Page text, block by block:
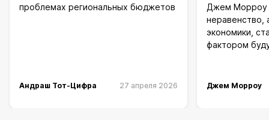
проблемах региональных бюджетов
Андраш Тот-Цифра 27 апреля 2026
Джем Морроу
неравенство,
экономики,
фактором
Джем Морроу